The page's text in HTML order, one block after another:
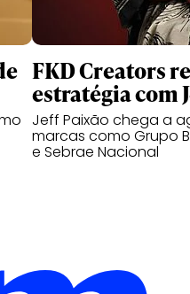
FKD Creators
estratégia com
Jeff Paixão chega a
marcas como Grupo
e Sebrae Nacional